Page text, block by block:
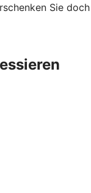
Sie doch